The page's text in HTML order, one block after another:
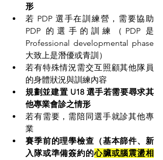
形
若 PDP 選手在訓練營，需要協助
PDP 的選手的訓練（PDP 是
Professional developmental phase
大致上是潛優或青訓）
若有特殊情況需交互照顧其他隊員
的身體狀況與訓練內容
規劃並建置 U18 選手若需要尋求其
他專業會診之情形
若有需要，需陪同選手就診其他專
業
賽季前的理學檢查（基本篩件、新
入隊或準備簽約的心臟或腦震盪相